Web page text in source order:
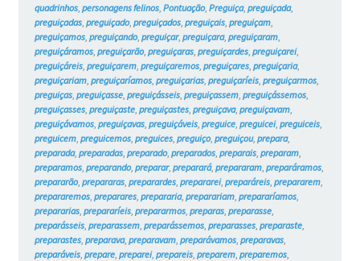
quadrinhos, personagens felinos, Pontuação, Preguiça, preguiçada,
preguiçadas, preguiçado, preguiçados, preguiçais, preguiçam,
preguiçamos, preguiçando, preguiçar, preguiçara, preguiçaram,
preguiçáramos, preguiçarão, preguiçaras, preguiçardes, preguiçarei,
preguiçáreis, preguiçarem, preguiçaremos, preguiçares, preguiçaria,
preguiçariam, preguiçaríamos, preguiçarias, preguiçaríeis, preguiçarmos,
preguiças, preguiçasse, preguiçásseis, preguiçassem, preguiçássemos,
preguiçasses, preguiçaste, preguiçastes, preguiçava, preguiçavam,
preguiçávamos, preguiçavas, preguiçáveis, preguice, preguicei, preguiceis,
preguicem, preguicemos, preguices, preguiço, preguiçou, prepara,
preparada, preparadas, preparado, preparados, preparais, preparam,
preparamos, preparando, preparar, preparará, prepararam, preparáramos,
prepararão, prepararas, preparardes, prepararei, preparáreis, prepararem,
prepararemos, preparares, prepararia, preparariam, prepararíamos,
prepararias, prepararíeis, prepararmos, preparas, preparasse,
preparásseis, preparassem, preparássemos, preparasses, preparaste,
preparastes, preparava, preparavam, preparávamos, preparavas,
preparáveis, prepare, preparei, prepareis, preparem, preparemos,